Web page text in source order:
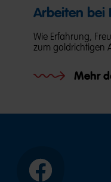
Arbeiten bei
Wie Erfahrung,
zum goldrichtigen
Mehr
Facebook